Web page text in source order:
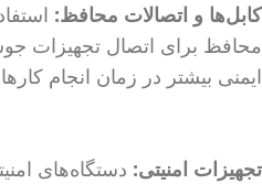
کابل‌ها و اتصالات محافظ:
محافظ برای اتصال تجهیزات
ایمنی بیشتر در زمان انجام
تجهیزات امنیتی: دستگاه‌های